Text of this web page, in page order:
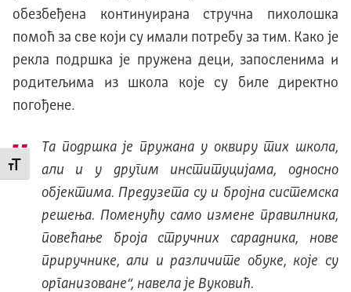
Промени величину слова
обезбеђена континуирана стручна пихолошка
помоћ за све који су имали потребу за тим. Како је
рекла подршка је пружена деци, запосленима и
родитељима из школа које су биле директно
погођене.
Та подршка је пружана у оквиру тих школа,
али и у другим институцијама, односно
објектима. Предузета су и бројна системска
решења. Поменућу само измене правилника,
повећање броја стручних сарадника, нове
приручнике, али и различите обуке, које су
организоване“, навела је Вуковић.